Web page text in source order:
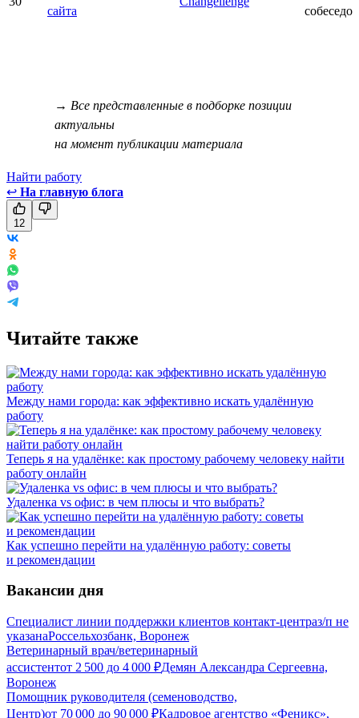
сайта
→ Все представленные в подборке позиции
актуальны
на момент публикации материала
Найти работу
↩ На главную блога
12
Читайте также
Между нами города: как эффективно искать удалённую
работу
Теперь я на удалёнке: как простому рабочему человеку найти
работу онлайн
Удаленка vs офис: в чем плюсы и что выбрать?
Как успешно перейти на удалённую работу: советы
и рекомендации
Вакансии дня
Специалист линии поддержки клиентов контакт-центраз/п не
указанаРоссельхозбанк, Воронеж
Ветеринарный врач/ветеринарный
ассистентот 2 500 до 4 000 ₽Демян Александра Сергеевна,
Воронеж
Помощник руководителя (семеноводство,
Центр)от 70 000 до 90 000 ₽Кадровое агентство «Феникс»,